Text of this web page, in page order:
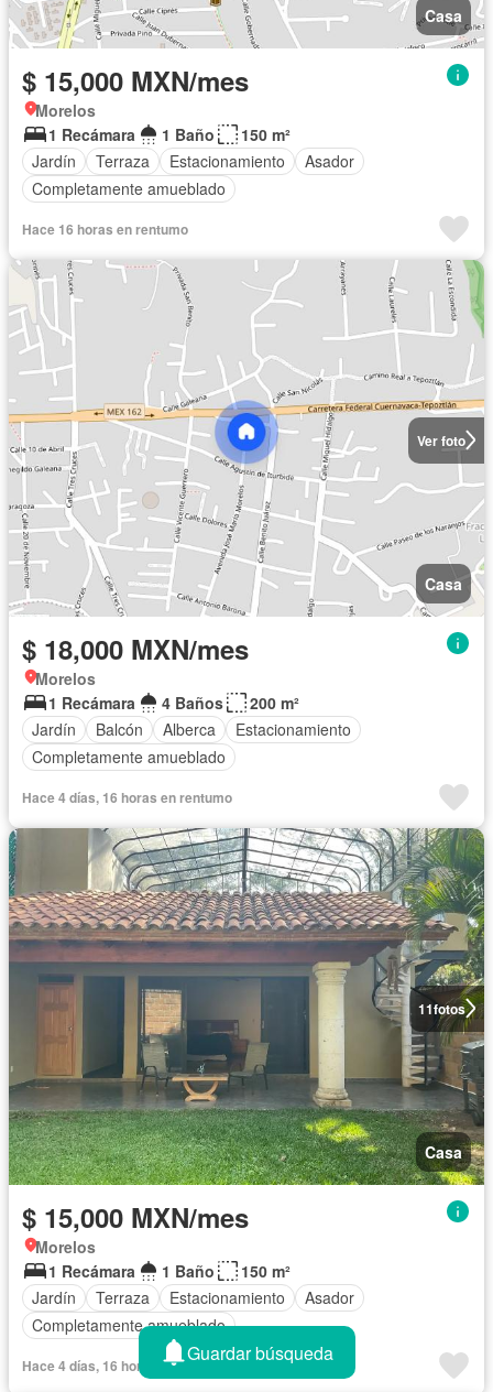
Casa
$ 15,000 MXN/mes
Morelos
1 Recámara
1 Baño
150 m²
Jardín
Terraza Estacionamiento
Asador
Completamente amueblado
Hace 16 horas en rentumo
Ver foto
Casa
$ 18,000 MXN/mes
Morelos
1 Recámara
4 Baños
200 m²
Jardín
Balcón Alberca
Estacionamiento
Completamente amueblado
Hace 4 días, 16 horas en rentumo
11fotos
Casa
$ 15,000 MXN/mes
Morelos
1 Recámara
1 Baño
150 m²
Jardín
Terraza Estacionamiento
Asador
Completamente amueblado
Hace 4 días, 16 horas en NocNok - Corporativo Diez
Guardar búsqueda